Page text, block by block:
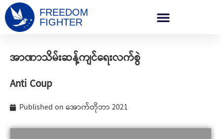
FREEDOM
FIGHTER
အာဏာသိမ်းဆန့်ကျင်ရေးလက်စွဲ
Anti Coup
Published on အောက်တိုဘာ 2021